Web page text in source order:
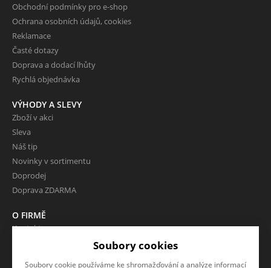
Obchodní podmínky pro e-shop
Ochrana osobních údajů, cookies
Reklamace
Časté dotazy
Doprava a dodací lhůty
Rychlá objednávka
VÝHODY A SLEVY
Zboží v akci
Sleva
Náš tip
Novinky v sortimentu
Doprodej
Doprava ZDARMA
O FIRMĚ
Kontakty
Soubory cookies
Soubory cookie používáme ke shromažďování a analýze informací